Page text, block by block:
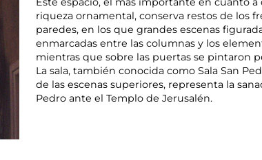
riqueza ornamental, conserva restos de los
paredes, en los que grandes escenas
enmarcadas entre las columnas y los
mientras que sobre las puertas se pintaron
La sala, también conocida como Sala San
de las escenas superiores, representa la
Pedro ante el Templo de Jerusalén.